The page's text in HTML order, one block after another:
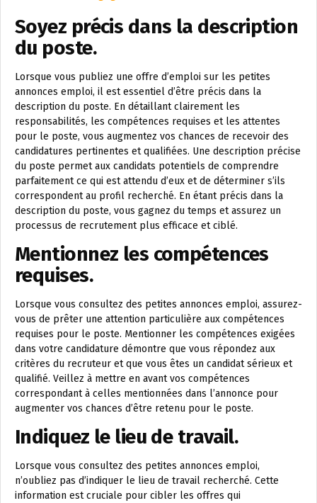
Soyez précis dans la description
du poste.
Lorsque vous publiez une offre d’emploi sur les petites
annonces emploi, il est essentiel d’être précis dans la
description du poste. En détaillant clairement les
responsabilités, les compétences requises et les attentes
pour le poste, vous augmentez vos chances de recevoir des
candidatures pertinentes et qualifiées. Une description précise
du poste permet aux candidats potentiels de comprendre
parfaitement ce qui est attendu d’eux et de déterminer s’ils
correspondent au profil recherché. En étant précis dans la
description du poste, vous gagnez du temps et assurez un
processus de recrutement plus efficace et ciblé.
Mentionnez les compétences
requises.
Lorsque vous consultez des petites annonces emploi, assurez-
vous de prêter une attention particulière aux compétences
requises pour le poste. Mentionner les compétences exigées
dans votre candidature démontre que vous répondez aux
critères du recruteur et que vous êtes un candidat sérieux et
qualifié. Veillez à mettre en avant vos compétences
correspondant à celles mentionnées dans l’annonce pour
augmenter vos chances d’être retenu pour le poste.
Indiquez le lieu de travail.
Lorsque vous consultez des petites annonces emploi,
n’oubliez pas d’indiquer le lieu de travail recherché. Cette
information est cruciale pour cibler les offres qui